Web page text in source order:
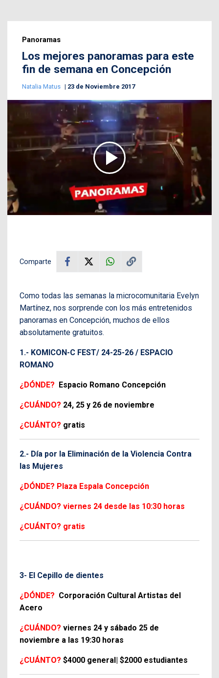
Panoramas
Los mejores panoramas para este
fin de semana en Concepción
Natalia Matus 23 de Noviembre 2017
Comparte
Como todas las semanas la microcomunitaria Evelyn
Martínez, nos sorprende con los más entretenidos
panoramas en Concepción, muchos de ellos
absolutamente gratuitos.
1.- KOMICON-C FEST/ 24-25-26 / ESPACIO
ROMANO
¿DÓNDE? Espacio Romano Concepción
¿CUÁNDO? 24, 25 y 26 de noviembre
¿CUÁNTO? gratis
2.- Día por la Eliminación de la Violencia Contra
las Mujeres
¿DÓNDE? Plaza Espala Concepción
¿CUÁNDO? viernes 24 desde las 10:30 horas
¿CUÁNTO? gratis
3- El Cepillo de dientes
¿DÓNDE? Corporación Cultural Artistas del
Acero
¿CUÁNDO? viernes 24 y sábado 25 de
noviembre a las 19:30 horas
¿CUÁNTO? $4000 general| $2000 estudiantes